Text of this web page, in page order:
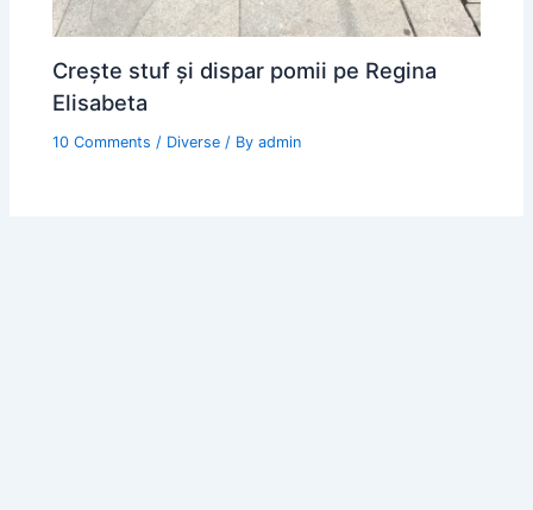
Crește stuf și dispar pomii pe Regina
Elisabeta
10 Comments / Diverse / Byadmin